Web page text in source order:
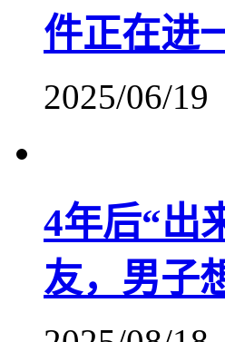
件正在进
2025/06/19
4年后“出
友，男子